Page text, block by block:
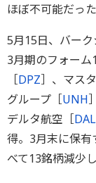
ほぼ不可能だった
5月15日、バー
3月期のフォー
［DPZ］、マス
グループ［UNH
デルタ航空［DAL
得。3月末に保
べて13銘柄減少し